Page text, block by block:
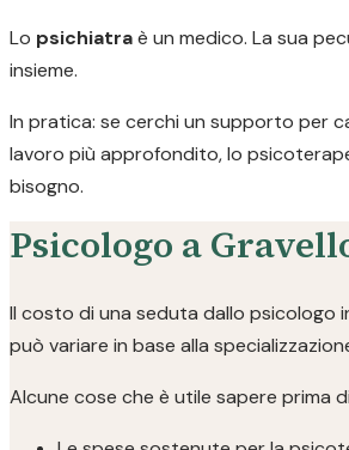
Lo psichiatraè un medico. La sua
insieme.
In pratica: se cerchi un supporto per
lavoro più approfondito, lo
bisogno.
Psicologo a
Il costo di una seduta dallo psicologo
può variare in base alla
Alcune cose che è utile sapere prima